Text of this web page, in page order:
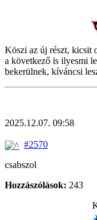
Köszi az új részt, kicsit
a következő is ilyesmi
bekerülnek, kíváncsi
2025.12.07. 09:58
#2570
csabszol
Hozzászólások: 243